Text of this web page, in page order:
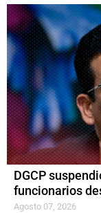
DGCP
funcionarios
Agosto 07, 2026